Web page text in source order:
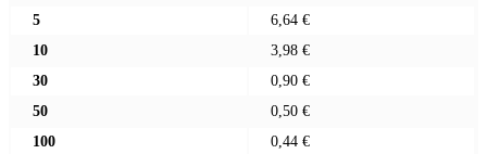
5
6,64 €
10
3,98 €
30
0,90 €
50
0,50 €
100
0,44 €